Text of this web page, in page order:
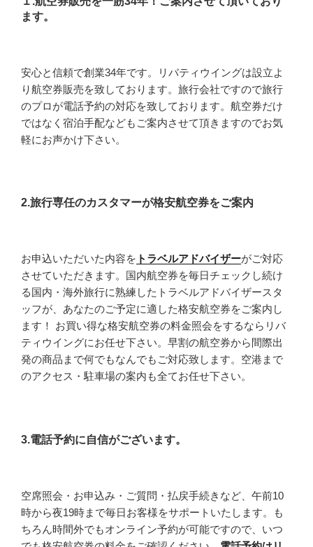
ます。
安心と信頼で創業34年です。リバティウイングは設立よ
り航空券販売を致しております。旅行会社ですので旅行
のプロが電話予約の対応を致しております。航空券だけ
ではなく宿泊手配などもご案内させて頂きますのでお気
軽にお声かけ下さい。
2.旅行専任のカスタマーが格安航空券をご案内
お申込いただいた内容を トラベルアドバイザーがご対応
させていただきます。国内航空券を毎日チェックし続け
る国内・海外旅行に熟練したトラベルアドバイザースタ
ッフが、あなたのご予定に適した格安航空券をご案内し
ます！ お買い得な格安航空券の料金照会をするならリバ
ティウイングにお任せ下さい。早割の航空券から間際出
発の商品まで何でもなんでもご対応致します。空港まで
のアクセス・駐車場の案内も全てお任せ下さい。
3.電話予約に自信がございます。
空席照会・お申込み・ご質問・払戻手続きなど、午前10
時から夜19時まで毎日お客様をサポートいたします。も
ちろん時間外でもオンライン予約が可能ですので、いつ